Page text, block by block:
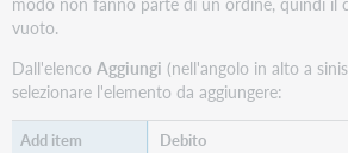
le
spese
di
vuoto.
Dall'elencoAggiungi (nell'angolo in alto a
selezionare l'elemento da aggiungere:
Debito